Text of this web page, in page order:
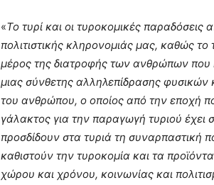
«Το τυρί και οι τυροκομικές
πολιτιστικής κληρονομιάς μας, καθώς
μέρος της διατροφής των ανθρώπων που
μιας σύνθετης αλληλεπίδρασης φυσικών
του ανθρώπου, ο οποίος από την εποχή
γάλακτος για την παραγωγή τυριού έχει
προσδίδουν στα τυριά τη συναρπαστική
καθιστούν την τυροκομία και τα
χώρου και χρόνου, κοινωνίας και